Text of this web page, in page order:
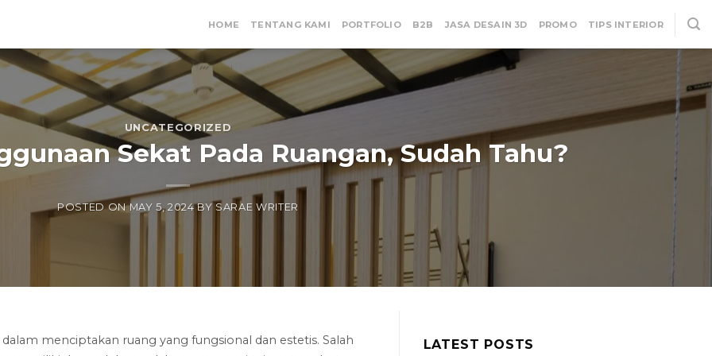
HOME TENTANG KAMI PORTFOLIO B2B JASA DESAIN 3D PROMO TIPS INTERIOR
UNCATEGORIZED
Sekat Pada Ruangan, Sudah Tahu?
POSTED ONMAY 5, 2024BYSARAE WRITER
menciptakan ruang yang fungsional dan estetis. Salah
LATEST POSTS